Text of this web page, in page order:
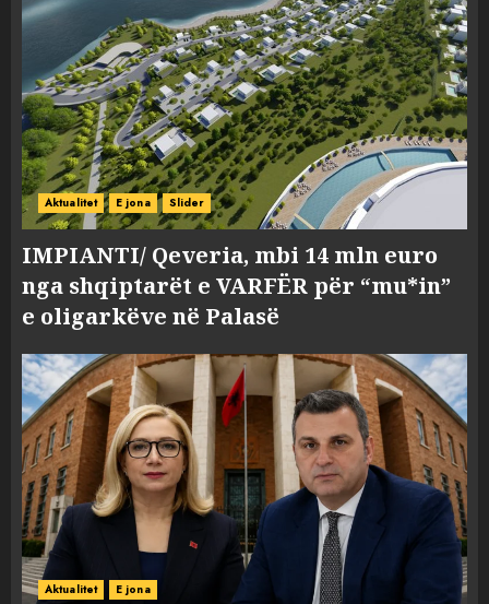
Aktualitet E jona Slider
IMPIANTI/ Qeveria, mbi 14 mln euro
nga shqiptarët e VARFËR për “mu*in”
e oligarkëve në Palasë
Aktualitet E jona